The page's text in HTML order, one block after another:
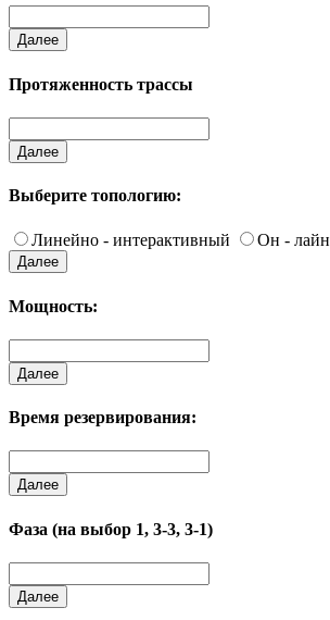
Далее
Протяженность трассы
Далее
Выберите топологию:
Линейно - интерактивный Он - лайн
Далее
Мощность:
Далее
Время резервирования:
Далее
Фаза (на выбор 1, 3-3, 3-1)
Далее